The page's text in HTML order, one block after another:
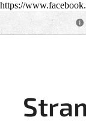
https://